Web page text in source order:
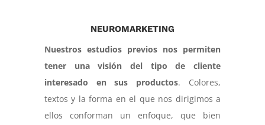
NEUROMARKETING
Nuestros estudios previos nos permiten
tener una visión del tipo de cliente
interesado en sus productos. Colores,
textos y la forma en el que nos dirigimos a
ellos conforman un enfoque, que bien